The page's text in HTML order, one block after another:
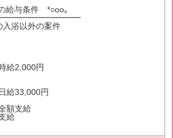
給与条件 *○оo｡
入浴以外の案件
給2,000円
給33,000円
額支給
給